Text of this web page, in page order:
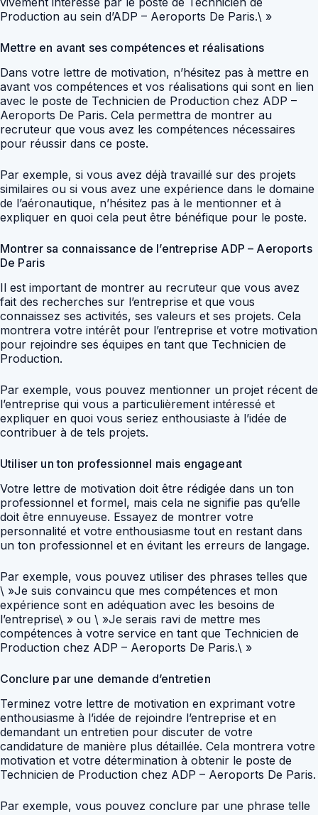
Production au sein d’ADP – Aeroports De Paris.\ »
Mettre en avant ses compétences et réalisations
Dans votre lettre de motivation, n’hésitez pas à mettre en
avant vos compétences et vos réalisations qui sont en lien
avec le poste de Technicien de Production chez ADP –
Aeroports De Paris. Cela permettra de montrer au
recruteur que vous avez les compétences nécessaires
pour réussir dans ce poste.
Par exemple, si vous avez déjà travaillé sur des projets
similaires ou si vous avez une expérience dans le domaine
de l’aéronautique, n’hésitez pas à le mentionner et à
expliquer en quoi cela peut être bénéfique pour le poste.
Montrer sa connaissance de l’entreprise ADP – Aeroports
De Paris
Il est important de montrer au recruteur que vous avez
fait des recherches sur l’entreprise et que vous
connaissez ses activités, ses valeurs et ses projets. Cela
montrera votre intérêt pour l’entreprise et votre motivation
pour rejoindre ses équipes en tant que Technicien de
Production.
Par exemple, vous pouvez mentionner un projet récent de
l’entreprise qui vous a particulièrement intéressé et
expliquer en quoi vous seriez enthousiaste à l’idée de
contribuer à de tels projets.
Utiliser un ton professionnel mais engageant
Votre lettre de motivation doit être rédigée dans un ton
professionnel et formel, mais cela ne signifie pas qu’elle
doit être ennuyeuse. Essayez de montrer votre
personnalité et votre enthousiasme tout en restant dans
un ton professionnel et en évitant les erreurs de langage.
Par exemple, vous pouvez utiliser des phrases telles que
\ »Je suis convaincu que mes compétences et mon
expérience sont en adéquation avec les besoins de
l’entreprise\ » ou \ »Je serais ravi de mettre mes
compétences à votre service en tant que Technicien de
Production chez ADP – Aeroports De Paris.\ »
Conclure par une demande d’entretien
Terminez votre lettre de motivation en exprimant votre
enthousiasme à l’idée de rejoindre l’entreprise et en
demandant un entretien pour discuter de votre
candidature de manière plus détaillée. Cela montrera votre
motivation et votre détermination à obtenir le poste de
Technicien de Production chez ADP – Aeroports De Paris.
Par exemple, vous pouvez conclure par une phrase telle